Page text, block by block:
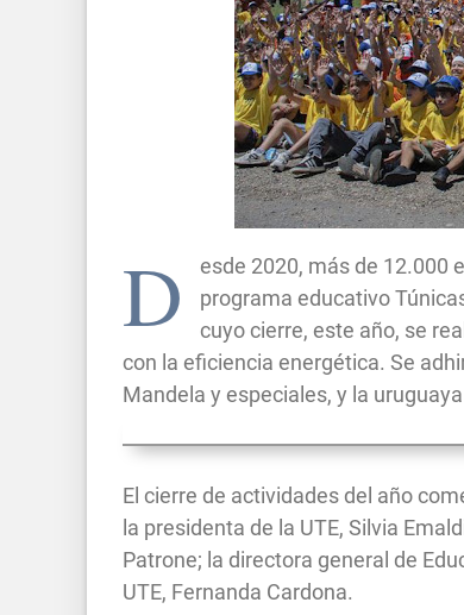
D
esde 2020, más de 12.000
programa educativo
cuyo cierre, este año, se
con la eficiencia energética. Se
Mandela y especiales, y la
El cierre de actividades del año
la presidenta de la UTE, Silvia
Patrone; la directora general de
UTE, Fernanda Cardona.